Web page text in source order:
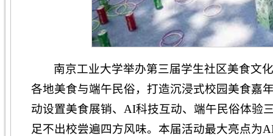
南京工业大学举办第三届学生社区美食文
各地美食与端午民俗，打造沉浸式校园美食嘉
动设置美食展销、AI科技互动、端午民俗体验
足不出校尝遍四方风味。本届活动最大亮点为